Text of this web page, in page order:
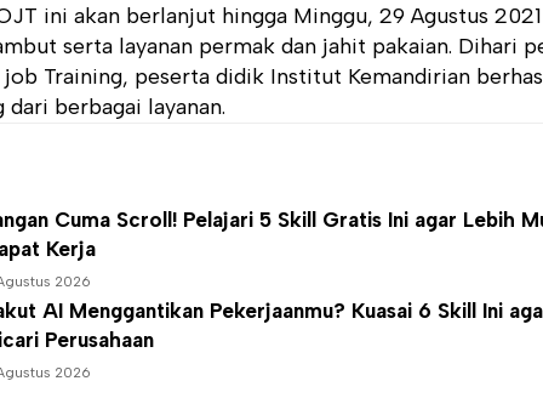
ini akan berlanjut hingga Minggu, 29 Agustus
serta layanan permak dan jahit pakaian. Dihari
job Training, peserta didik Institut Kemandirian
berbagai layanan.
Cuma Scroll! Pelajari 5 Skill Gratis Ini agar Lebih
Kerja
2026
AI Menggantikan Pekerjaanmu? Kuasai 6 Skill Ini
Perusahaan
2026